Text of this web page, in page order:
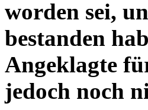
worden sei,
bestanden
Angeklagte
jedoch noch